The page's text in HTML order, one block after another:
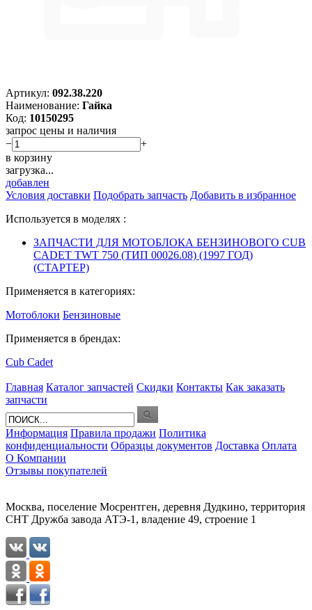
Артикул: 092.38.220
Наименование: Гайка
Код: 10150295
запрос цены и наличия
−
+
в корзину
загрузка...
добавлен
Условия доставки Подобрать запчасть Добавить в избранное
Используется в моделях :
ЗАПЧАСТИ ДЛЯ МОТОБЛОКА БЕНЗИНОВОГО CUB
CADET TWT 750 (ТИП 00026.08) (1997 ГОД)
(СТАРТЕР)
Применяется в категориях:
Мотоблоки Бензиновые
Применяется в брендах:
Cub Cadet
Главная Каталог запчастей Скидки Контакты Как заказать
запчасти
Информация Правила продажи Политика
конфиденциальности Образцы документов Доставка Оплата
О Компании
Отзывы покупателей
Москва, поселение Мосрентген, деревня Дудкино, территория
СНТ Дружба завода АТЭ-1, владение 49, строение 1